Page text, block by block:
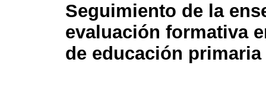
Seguimiento de la
evaluación formativa
de educación primaria